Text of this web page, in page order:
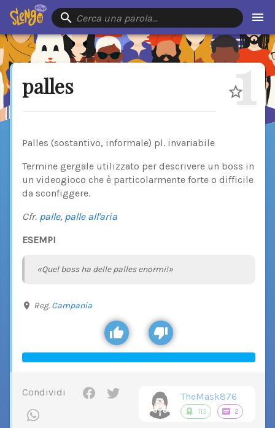
Cerca una parola…
palles 1
Palles (sostantivo, informale) pl. invariabile
Termine gergale utilizzato per descrivere un boss in
un videogioco che è particolarmente forte o difficile
da sconfiggere.
Cfr. palle, palle all'aria
ESEMPI
«Quel boss ha delle palles enormi!»
Reg. Campania
Condividi TheMask876
115 2